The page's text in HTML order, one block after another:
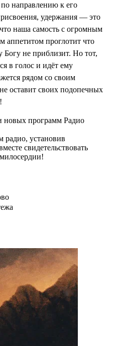
по направлению к его
удержания — это
наша самость с огромным
аппетитом проглотит что
не приблизит. Но тот,
в голос и идёт ему
рядом со своим
оставит своих подопечных
новых программ Радио
радио, установив
свидетельствовать